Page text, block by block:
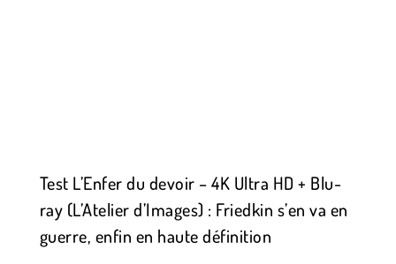
Test L’Enfer du devoir – 4K Ultra HD + Blu-
ray (L’Atelier d’Images) : Friedkin s’en va en
guerre, enfin en haute définition